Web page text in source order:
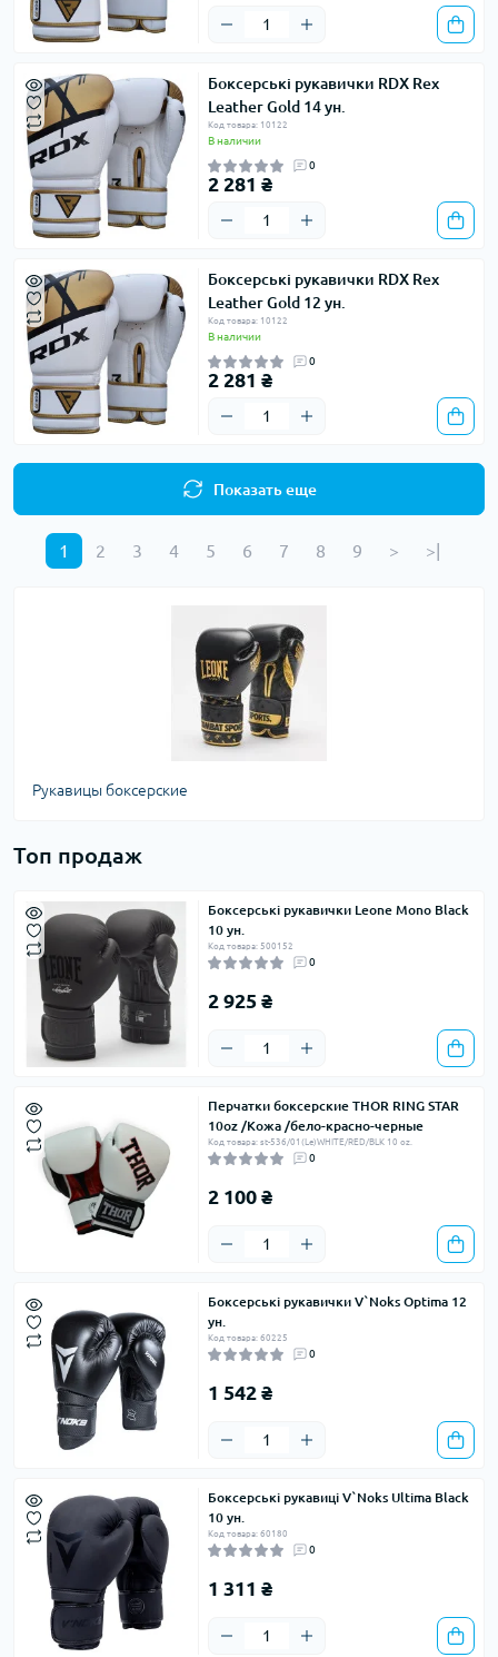
Боксерські рукавички RDX Rex
Leather Gold 14 ун.
Код товара: 10122
В наличии
0
2 281 ₴
Боксерські рукавички RDX Rex
Leather Gold 12 ун.
Код товара: 10122
В наличии
0
2 281 ₴
Показать еще
1 2 3 4 5 6 7 8 9 > >|
Рукавицы боксерские
Топ продаж
Боксерські рукавички Leone Mono Black
10 ун.
Код товара: 500152
0
2 925 ₴
Перчатки боксерские THOR RING STAR
10oz /Кожа /бело-красно-черные
Код товара: st-536/01(Le)WHITE/RED/BLK 10 oz.
0
2 100 ₴
Боксерські рукавички V`Noks Optima 12
ун.
Код товара: 60225
0
1 542 ₴
Боксерські рукавиці V`Noks Ultima Black
10 ун.
Код товара: 60180
0
1 311 ₴